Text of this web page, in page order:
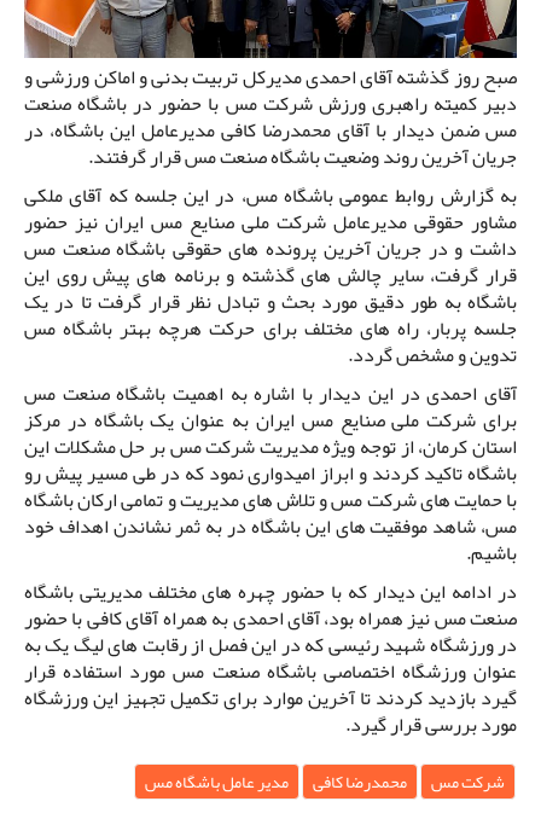
صبح روز گذشته آقای احمدی مدیرکل تربیت بدنی و اماکن ورزشی و
دبیر کمیته راهبری ورزش شرکت مس با حضور در باشگاه صنعت
مس ضمن دیدار با آقای محمدرضا کافی مدیرعامل این باشگاه، در
جریان آخرین روند وضعیت باشگاه صنعت مس قرار گرفتند.
به گزارش روابط عمومی باشگاه مس، در این جلسه که آقای ملکی
مشاور حقوقی مدیرعامل شرکت ملی صنایع مس ایران نیز حضور
داشت و در جریان آخرین پرونده های حقوقی باشگاه صنعت مس
قرار گرفت، سایر چالش های گذشته و برنامه های پیش روی این
باشگاه به طور دقیق مورد بحث و تبادل نظر قرار گرفت تا در یک
جلسه پربار، راه های مختلف برای حرکت هرچه بهتر باشگاه مس
تدوین و مشخص گردد.
آقای احمدی در این دیدار با اشاره به اهمیت باشگاه صنعت مس
برای شرکت ملی صنایع مس ایران به عنوان یک باشگاه در مرکز
استان کرمان، از توجه ویژه مدیریت شرکت مس بر حل مشکلات این
باشگاه تاکید کردند و ابراز امیدواری نمود که در طی مسیر پیش رو
با حمایت های شرکت مس و تلاش های مدیریت و تمامی ارکان باشگاه
مس، شاهد موفقیت های این باشگاه در به ثمر نشاندن اهداف خود
باشیم.
در ادامه این دیدار که با حضور چهره های مختلف مدیریتی باشگاه
صنعت مس نیز همراه بود، آقای احمدی به همراه آقای کافی با حضور
در ورزشگاه شهید رئیسی که در این فصل از رقابت های لیگ یک به
عنوان ورزشگاه اختصاصی باشگاه صنعت مس مورد استفاده قرار
گیرد بازدید کردند تا آخرین موارد برای تکمیل تجهیز این ورزشگاه
مورد بررسی قرار گیرد.
شرکت مس محمدرضا کافی مدیر عامل باشگاه مس